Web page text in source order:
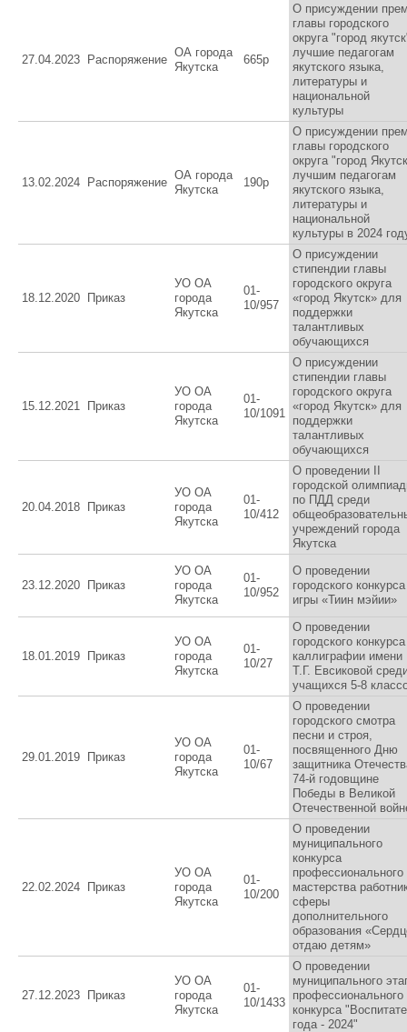
27.04.2023 Распоряжение
ОА города
Якутска
665р
О присуждении
главы городского
округа "город
лучшие педагогам
якутского языка,
литературы и
национальной
культуры
13.02.2024 Распоряжение
ОА города
Якутска
190р
О присуждении
главы городского
округа "город
лучшим педагогам
якутского языка,
литературы и
национальной
культуры в 2024
18.12.2020 Приказ
УО ОА
города
Якутска
01-
10/957
О присуждении
стипендии главы
городского округа
«город Якутск» для
поддержки
талантливых
обучающихся
15.12.2021 Приказ
УО ОА
города
Якутска
01-
10/1091
О присуждении
стипендии главы
городского округа
«город Якутск» для
поддержки
талантливых
обучающихся
20.04.2018 Приказ
УО ОА
города
Якутска
01-
10/412
О проведении II
городской
по ПДД среди
учреждений города
Якутска
23.12.2020 Приказ
УО ОА
города
Якутска
01-
10/952
О проведении
городского
игры «Тиин мэйии»
18.01.2019 Приказ
УО ОА
города
Якутска
01-
10/27
О проведении
городского конкурса
каллиграфии имени
Т.Г. Евсиковой
учащихся 5-8
29.01.2019 Приказ
УО ОА
города
Якутска
01-
10/67
О проведении
городского смотра
песни и строя,
посвященного Дню
защитника
74-й годовщине
Победы в Великой
Отечественной
22.02.2024 Приказ
УО ОА
города
Якутска
01-
10/200
О проведении
муниципального
конкурса
профессионального
мастерства
сферы
дополнительного
образования
отдаю детям»
27.12.2023 Приказ
УО ОА
города
Якутска
01-
10/1433
О проведении
муниципального
профессионального
конкурса
года - 2024"